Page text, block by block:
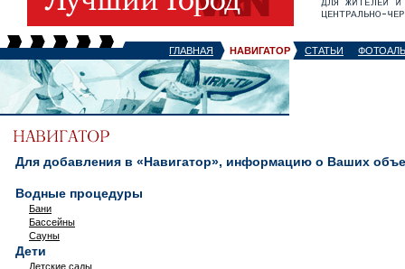
ГЛАВНАЯ НАВИГАТОР СТАТЬИ
Для добавления в «Навигатор», информацию о Ваших
Водные процедуры
Бани
Бассейны
Сауны
Дети
Детские сады